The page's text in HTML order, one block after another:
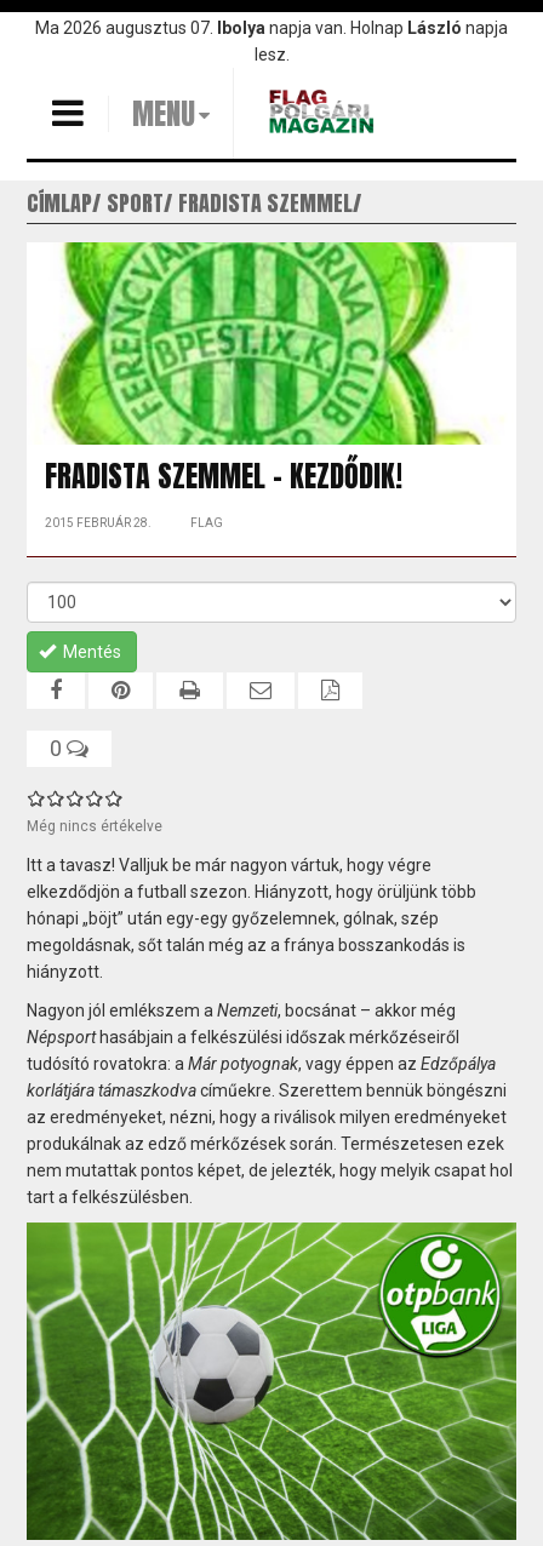
UgrásMa 2026 augusztus 07. Ibolya napja van. Holnap László napja
lesz.
MENU
CÍMLAP SPORT FRADISTA SZEMMEL
FRADISTA SZEMMEL – KEZDŐDIK!
2015 FEBRUÁR 28. FLAG
Mentés
0
Még nincs értékelve
Itt a tavasz! Valljuk be már nagyon vártuk, hogy végre
elkezdődjön a futball szezon. Hiányzott, hogy örüljünk több
hónapi „böjt” után egy-egy győzelemnek, gólnak, szép
megoldásnak, sőt talán még az a fránya bosszankodás is
hiányzott.
Nagyon jól emlékszem aNemzeti, bocsánat – akkor még
Népsporthasábjain a felkészülési időszak mérkőzéseiről
tudósító rovatokra: aMár potyognak, vagy éppen azEdzőpálya
korlátjára támaszkodvacíműekre. Szerettem bennük böngészni
az eredményeket, nézni, hogy a riválisok milyen eredményeket
produkálnak az edző mérkőzések során. Természetesen ezek
nem mutattak pontos képet, de jelezték, hogy melyik csapat hol
tart a felkészülésben.